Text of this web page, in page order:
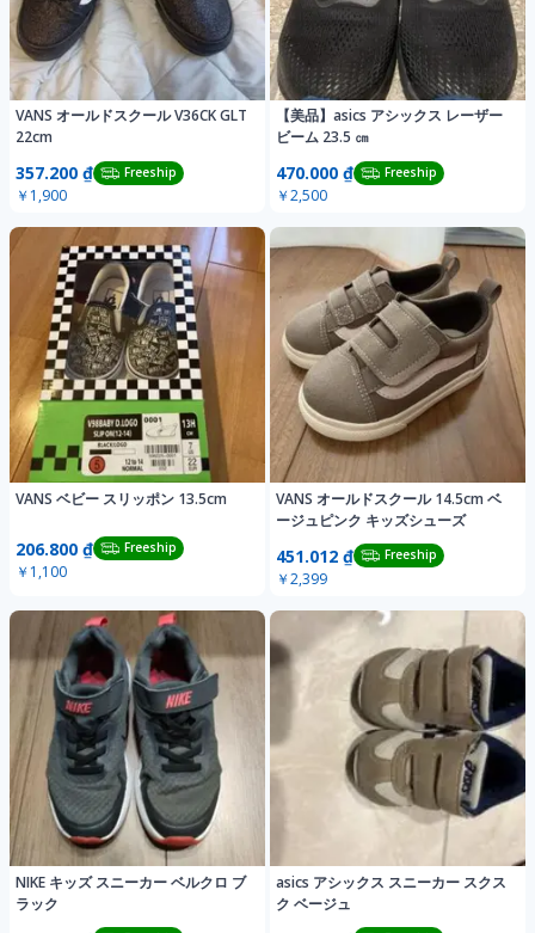
VANS オールドスクール V36CK GLT
22cm
357.200 ₫ Freeship
￥1,900
【美品】asics アシックス レーザー
ビーム 23.5 ㎝
470.000 ₫ Freeship
￥2,500
VANS ベビー スリッポン 13.5cm
206.800 ₫ Freeship
￥1,100
VANS オールドスクール 14.5cm ベ
ージュピンク キッズシューズ
451.012 ₫ Freeship
￥2,399
NIKE キッズ スニーカー ベルクロ ブ
ラック
asics アシックス スニーカー スクス
ク ベージュ